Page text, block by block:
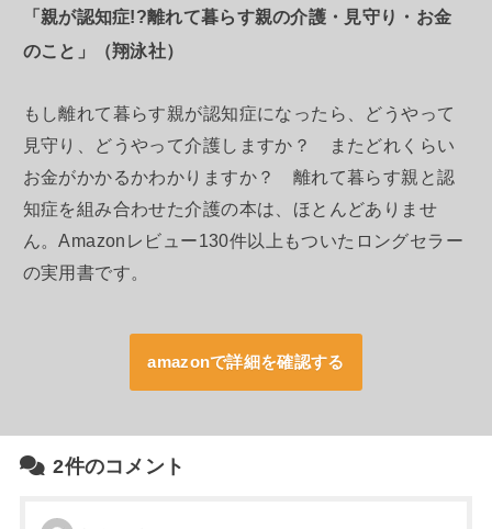
「親が認知症!?離れて暮らす親の介護・見守り・お金
のこと」（翔泳社）
もし離れて暮らす親が認知症になったら、どうやって
見守り、どうやって介護しますか？ またどれくらい
お金がかかるかわかりますか？ 離れて暮らす親と認
知症を組み合わせた介護の本は、ほとんどありませ
ん。Amazonレビュー130件以上もついたロングセラー
の実用書です。
amazonで詳細を確認する
2件のコメント